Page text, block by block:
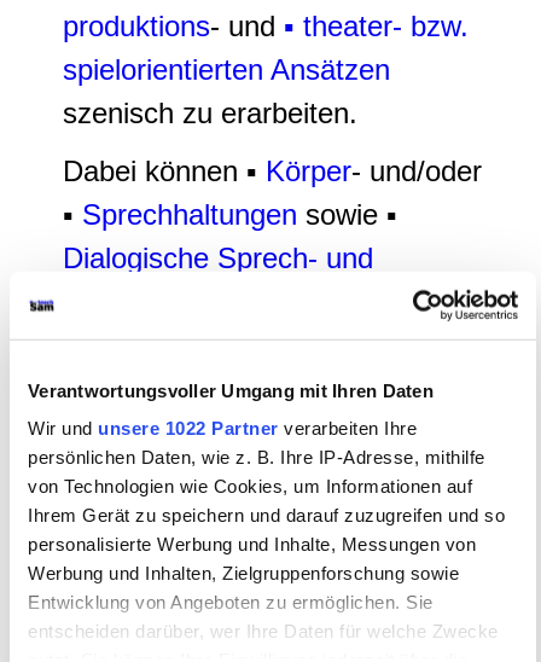
Verantwortungsvoller Umgang mit Ihren Daten
Wir und unsere 1022 Partner verarbeiten Ihre
persönlichen Daten, wie z. B. Ihre IP-Adresse, mithilfe
von Technologien wie Cookies, um Informationen auf
Ihrem Gerät zu speichern und darauf zuzugreifen und so
personalisierte Werbung und Inhalte, Messungen von
Werbung und Inhalten, Zielgruppenforschung sowie
Entwicklung von Angeboten zu ermöglichen. Sie
entscheiden darüber, wer Ihre Daten für welche Zwecke
produktions- und ▪ theater- bzw.
spielorientierten Ansätzen
szenisch zu erarbeiten.
Dabei können ▪ Körper- und/oder
▪ Sprechhaltungen sowie ▪
Dialogische Sprech- und
werden, die Intentionen und
Gestus der an dem Gespräch
beteiligten Figuren ausdrücken.
• Adam• Licht► Walter ◄•
Marthe Rull• Eve• Veit Tümpel•
Ruprecht• Frau Brigitte• Ein
Bedienter• Mägde• Büttel]